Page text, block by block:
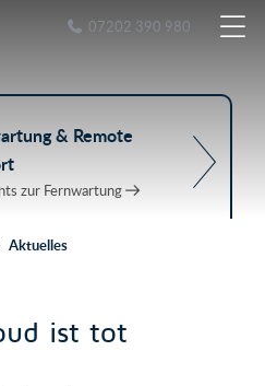
07202 390 980
& Remote
zur Fernwartung
Aktuelles
ist tot